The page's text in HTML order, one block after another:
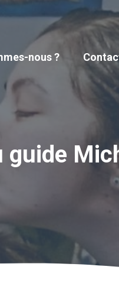
nous ?
guide